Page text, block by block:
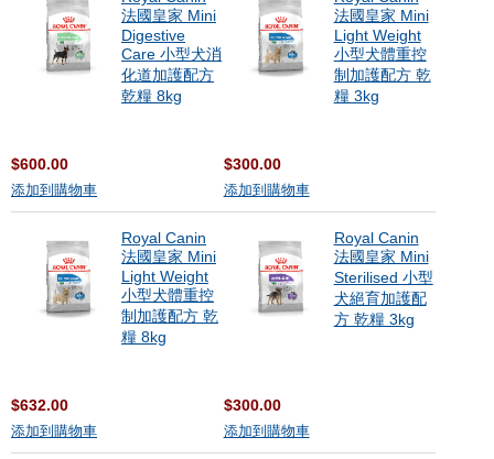
法國皇家 Mini
Digestive
Care 小型犬消
化道加護配方
乾糧 8kg
$600.00
添加到購物車
法國皇家 Mini
Light Weight
小型犬體重控
制加護配方 乾
糧 3kg
$300.00
添加到購物車
Royal Canin
法國皇家 Mini
Light Weight
小型犬體重控
制加護配方 乾
糧 8kg
$632.00
添加到購物車
Royal Canin
法國皇家 Mini
Sterilised 小型
犬絕育加護配
方 乾糧 3kg
$300.00
添加到購物車